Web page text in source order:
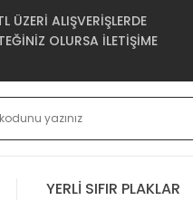
ALIŞVERİŞLERDE
OLURSA İLETİŞİME
YERLİ SIFIR PLAKLAR